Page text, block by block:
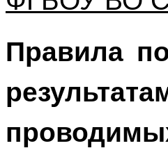
Правила